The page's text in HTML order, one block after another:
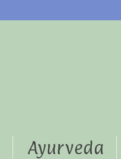
Ayurveda